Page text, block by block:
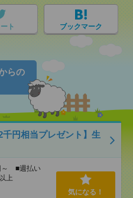
ト ブックマーク
らの
円相当プレゼント】生
～ ■週払い
上
気になる！